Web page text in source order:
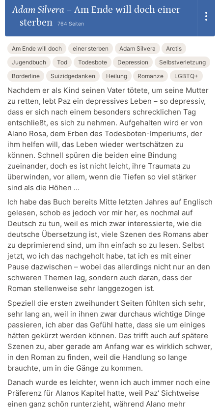
Adam Silvera – Am Ende will doch einer
sterben
764 Seiten
Am Ende will doch einer sterben Adam Silvera
Arctis
Jugendbuch
Tod Todesbote Depression
Selbstverletzung
Borderline
Suizidgedanken Heilung Romanze LGBTQ+
Nachdem er als Kind seinen Vater tötete, um seine Mutter
zu retten, lebt Paz ein depressives Leben – so depressiv,
dass er sich nach einem besonders schrecklichen Tag
entschließt, es sich zu nehmen. Aufgehalten wird er von
Alano Rosa, dem Erben des Todesboten-Imperiums, der
ihm helfen will, das Leben wieder wertschätzen zu
können. Schnell spüren die beiden eine Bindung
zueinander, doch es ist nicht leicht, ihre Traumata zu
überwinden, vor allem, wenn die Tiefen so viel stärker
sind als die Höhen …
Ich habe das Buch bereits Mitte letzten Jahres auf Englisch
gelesen, schob es jedoch vor mir her, es nochmal auf
Deutsch zu tun, weil es mich zwar interessierte, wie die
deutsche Übersetzung ist, viele Szenen des Romans aber
zu deprimierend sind, um ihn einfach so zu lesen. Selbst
jetzt, wo ich das nachgeholt habe, tat ich es mit einer
Pause dazwischen – wobei das allerdings nicht nur an den
schweren Themen lag, sondern auch daran, dass der
Roman stellenweise sehr langgezogen ist.
Speziell die ersten zweihundert Seiten fühlten sich sehr,
sehr lang an, weil in ihnen zwar durchaus wichtige Dinge
passieren, ich aber das Gefühl hatte, dass sie um einiges
hätten gekürzt werden können. Das trifft auch auf spätere
Szenen zu, aber gerade am Anfang war es wirklich schwer,
in den Roman zu finden, weil die Handlung so lange
brauchte, um in die Gänge zu kommen.
Danach wurde es leichter, wenn ich auch immer noch eine
Präferenz für Alanos Kapitel hatte, weil Paz‘ Sichtweise
einen ganz schön runterzieht, während Alano mehr